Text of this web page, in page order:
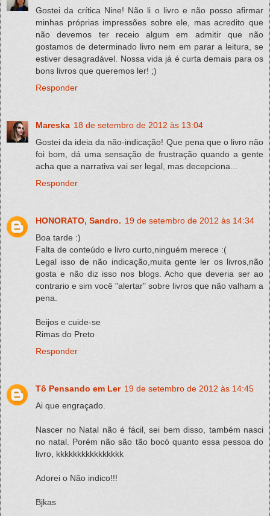
Gostei da crítica Nine! Não li o livro e não posso afirmar
minhas próprias impressões sobre ele, mas acredito que
não devemos ter receio algum em admitir que não
gostamos de determinado livro nem em parar a leitura, se
estiver desagradável. Nossa vida já é curta demais para os
bons livros que queremos ler! ;)
Responder
Mareska 18 de setembro de 2012 às 13:04
Gostei da ideia da não-indicação! Que pena que o livro não
foi bom, dá uma sensação de frustração quando a gente
acha que a narrativa vai ser legal, mas decepciona...
Responder
HONORATO, Sandro. 19 de setembro de 2012 às 14:34
Boa tarde :)
Falta de conteúdo e livro curto,ninguém merece :(
Legal isso de não indicação,muita gente ler os livros,não
gosta e não diz isso nos blogs. Acho que deveria ser ao
contrario e sim você "alertar" sobre livros que não valham a
pena.
Beijos e cuide-se
Rimas do Preto
Responder
Tô Pensando em Ler 19 de setembro de 2012 às 14:45
Ai que engraçado.
Nascer no Natal não é fácil, sei bem disso, também nasci
no natal. Porém não são tão bocó quanto essa pessoa do
livro, kkkkkkkkkkkkkkkk
Adorei o Não indico!!!
Bjkas